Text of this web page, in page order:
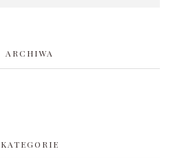
ARCHIWA
KATEGORIE